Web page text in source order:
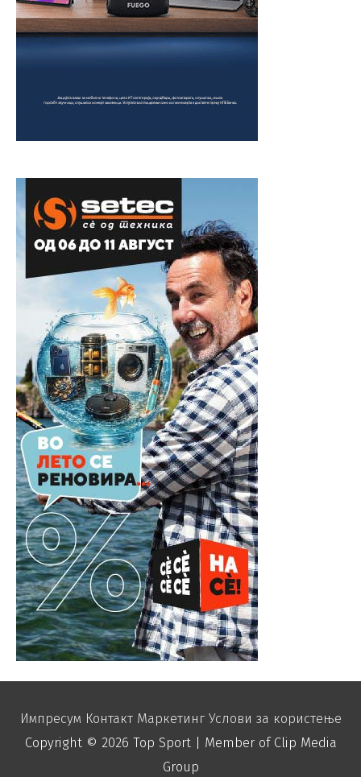
Импресум Контакт Маркетинг Услови за користење
Copyright © 2026 Top Sport| Member of Clip Media
Group